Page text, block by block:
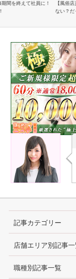
間を終えて社員に！
【風俗
ない？だ
記事カテゴリー
店舗エリア別記事
職種別記事一覧